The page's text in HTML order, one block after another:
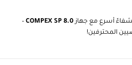
أسرع مع جهازCOMPEX SP 8.0
–
المحترفين!